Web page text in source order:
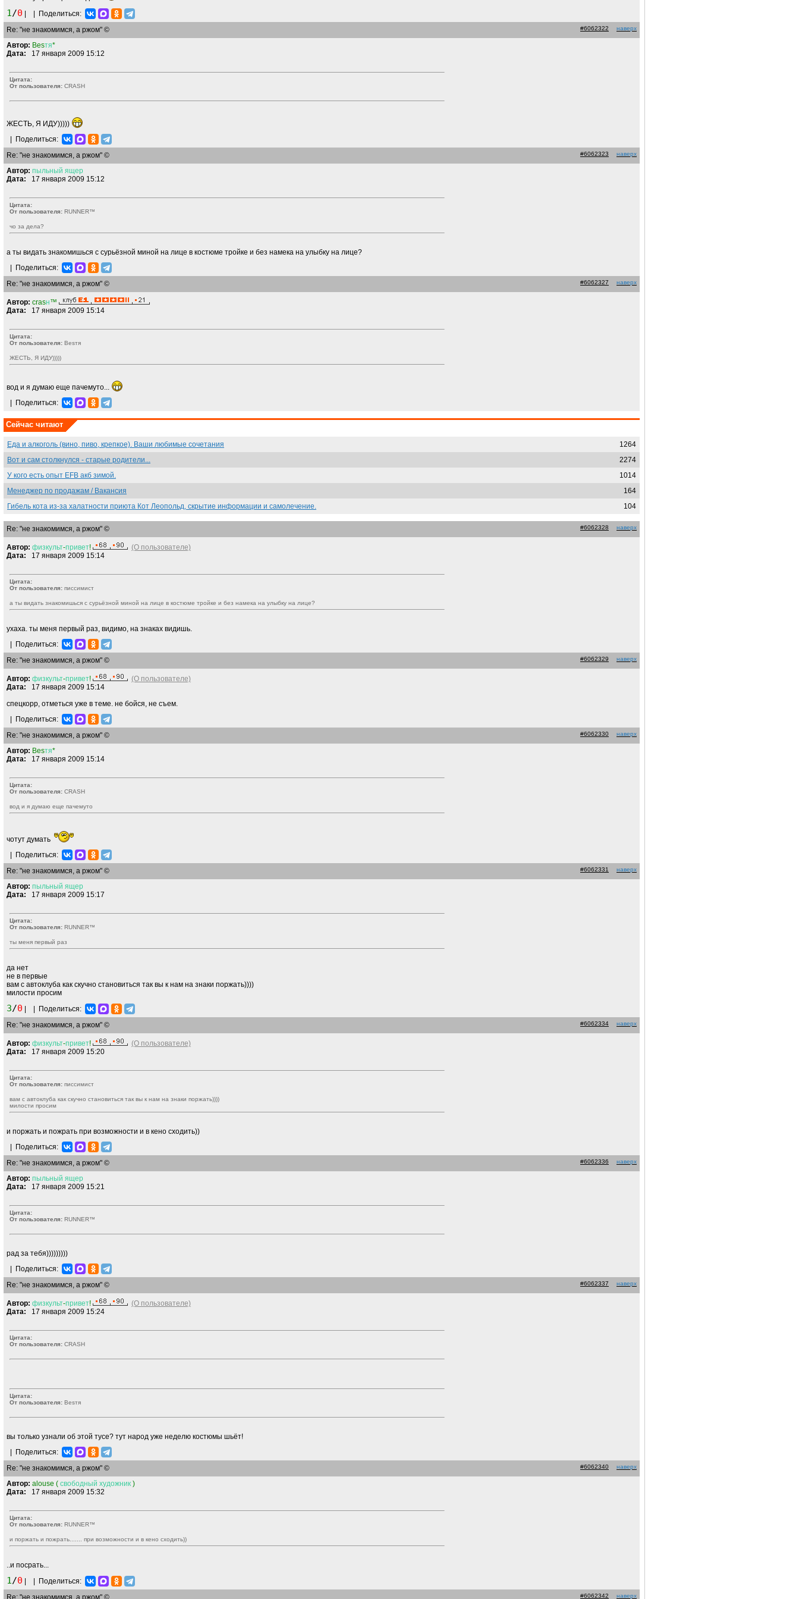
1/0
Поделиться:
Re: "не знакомимся, а ржом" ©
#6062322 наверх
Автор: Besтя*
Дата: 17 января 2009 15:12
Цитата:
От пользователя: CRASН
ЖЕСТЬ, Я ИДУ)))))
Поделиться:
Re: "не знакомимся, а ржом" ©
#6062323 наверх
Автор: пыльный ящер
Дата: 17 января 2009 15:12
Цитата:
От пользователя: RUNNER™
чо за дела?
а ты видать знакомишься с сурьёзной миной на лице в костюме тройке и без намека на улыбку на лице?
Поделиться:
Re: "не знакомимся, а ржом" ©
#6062327 наверх
Автор: crasн™
Дата: 17 января 2009 15:14
Цитата:
От пользователя: Besтя
ЖЕСТЬ, Я ИДУ)))))
вод и я думаю еще пачемуто...
Поделиться:
Сейчас читают
Еда и алкоголь (вино, пиво, крепкое). Ваши любимые сочетания
1264
Вот и сам столкнулся - старые родители...
2274
У кого есть опыт EFB акб зимой.
1014
Менеджер по продажам / Вакансия
164
Гибель кота из-за халатности приюта Кот Леопольд, скрытиe информации и самолечение.
104
Re: "не знакомимся, а ржом" © #6062328 наверх
Автор: физкульт-привет!
(О пользователе)
Дата: 17 января 2009 15:14
Цитата:
От пользователя: писсимист
а ты видать знакомишься с сурьёзной миной на лице в костюме тройке и без намека на улыбку на лице?
ухаха. ты меня первый раз, видимо, на знаках видишь.
Поделиться:
Re: "не знакомимся, а ржом" ©
#6062329 наверх
Автор: физкульт-привет!
(О пользователе)
Дата: 17 января 2009 15:14
спецкорр, отметься уже в теме. не бойся, не съем.
Поделиться:
Re: "не знакомимся, а ржом" ©
#6062330 наверх
Автор: Besтя*
Дата: 17 января 2009 15:14
Цитата:
От пользователя: CRASН
вод и я думаю еще пачемуто
чотут думать
Поделиться:
Re: "не знакомимся, а ржом" ©
#6062331 наверх
Автор: пыльный ящер
Дата: 17 января 2009 15:17
Цитата:
От пользователя: RUNNER™
ты меня первый раз
да нет
не в первые
вам с автоклуба как скучно становиться так вы к нам на знаки поржать))))
милости просим
3/0
Поделиться:
Re: "не знакомимся, а ржом" ©
#6062334 наверх
Автор: физкульт-привет!
(О пользователе)
Дата: 17 января 2009 15:20
Цитата:
От пользователя: писсимист
вам с автоклуба как скучно становиться так вы к нам на знаки поржать))))
милости просим
и поржать и пожрать при возможности и в кено сходить))
Поделиться:
Re: "не знакомимся, а ржом" ©
#6062336 наверх
Автор: пыльный ящер
Дата: 17 января 2009 15:21
Цитата:
От пользователя: RUNNER™
рад за тебя)))))))))
Поделиться:
Re: "не знакомимся, а ржом" ©
#6062337 наверх
Автор: физкульт-привет!
(О пользователе)
Дата: 17 января 2009 15:24
Цитата:
От пользователя: CRASН
Цитата:
От пользователя: Besтя
вы только узнали об этой тусе? тут народ уже неделю костюмы шьёт!
Поделиться:
Re: "не знакомимся, а ржом" ©
#6062340 наверх
Автор: alouse ( свободный художник )
Дата: 17 января 2009 15:32
Цитата:
От пользователя: RUNNER™
и поржать и пожрать....... при возможности и в кено сходить))
..и посрать...
1/0
Поделиться:
Re: "не знакомимся, а ржом" ©
#6062342 наверх